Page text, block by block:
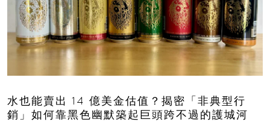
水也能賣出 14 億美金估值？揭密「非典型行
銷」如何靠黑色幽默築起巨頭跨不過的護城河